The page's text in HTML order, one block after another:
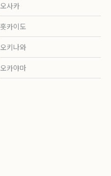
오사카
홋카이도
오키나와
오카야마